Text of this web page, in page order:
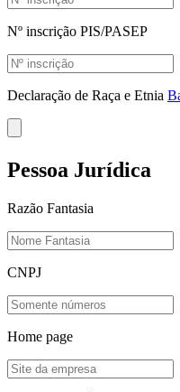
Nº inscrição PIS/PASEP
Declaração de Raça e Etnia
Pessoa Jurídica
Razão Fantasia
CNPJ
Home page